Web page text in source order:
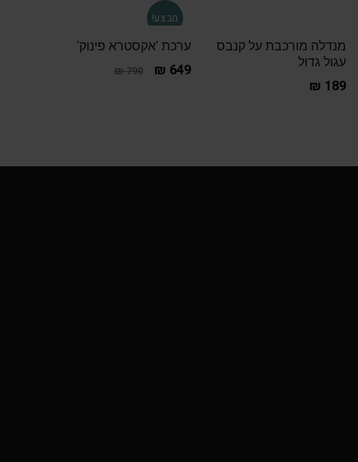
מנדלה מורכבת על קנבס
עגול גדול
₪ 189
מבצע!
ערכת 'אקסטרא פינוק'
₪790 ₪ 649